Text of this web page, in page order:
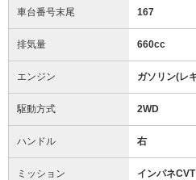
車台番号末尾 167
排気量 660cc
エンジン ガソリン(レ
駆動方式 2WD
ハンドル 右
ミッション インパネCVT